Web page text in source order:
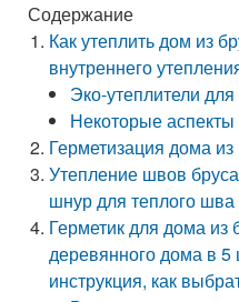
Содержание
Как утеплить дом из
внутреннего
Эко-утеплители
Некоторые
Герметизация дома
Утепление швов
шнур для теплого шва
Герметик для дома
деревянного дома в
инструкция, как